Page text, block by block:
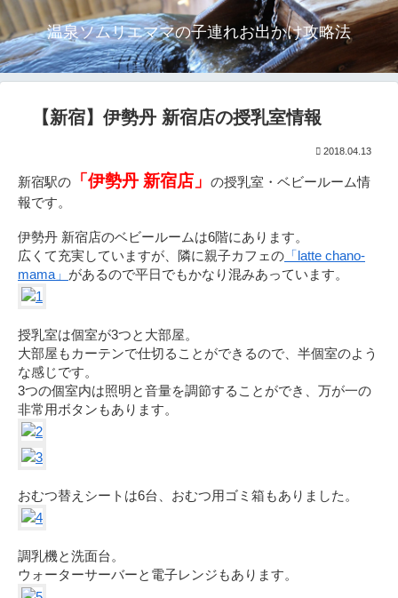
温泉ソムリエママの子連れお出かけ攻略法
【新宿】伊勢丹 新宿店の授乳室情報
2018.04.13
新宿駅の 「伊勢丹 新宿店」 の授乳室・ベビールーム情
報です。
伊勢丹 新宿店のベビールームは6階にあります。
広くて充実していますが、隣に親子カフェの 「latte chano-
mama」 があるので平日でもかなり混みあっています。
授乳室は個室が3つと大部屋。
大部屋もカーテンで仕切ることができるので、半個室のよう
な感じです。
3つの個室内は照明と音量を調節することができ、万が一の
非常用ボタンもあります。
おむつ替えシートは6台、おむつ用ゴミ箱もありました。
調乳機と洗面台。
ウォーターサーバーと電子レンジもあります。